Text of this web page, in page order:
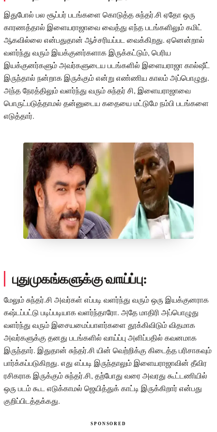
இதுபோல் பல சூப்பர் படங்களை கொடுத்த சுந்தர்.சி ஏதோ ஒரு
காரணத்தால் இளையராஜாவை வைத்து எந்த படங்களிலும் கமிட்
ஆகவில்லை என்பதுதான் ஆச்சரியப்பட வைக்கிறது. ஏனென்றால்
வளர்ந்து வரும் இயக்குனர்களாக இருக்கட்டும், பெரிய
இயக்குனர்களும் அவர்களுடைய படங்களில் இளையராஜா கால்ஷீட்
இருந்தால் நன்றாக இருக்கும் என்று எண்ணிய காலம் அப்பொழுது.
அந்த நேரத்திலும் வளர்ந்து வரும் சுந்தர் சி, இளையராஜாவை
பொருட்படுத்தாமல் தன்னுடைய கதையை மட்டுமே நம்பி படங்களை
எடுத்தார்.
புதுமுகங்களுக்கு வாய்ப்பு:
மேலும் சுந்தர்.சி அவர்கள் எப்படி வளர்ந்து வரும் ஒரு இயக்குனராக
கஷ்டப்பட்டு படிப்படியாக வளர்ந்தாரோ. அதே மாதிரி அப்பொழுது
வளர்ந்து வரும் இசையமைப்பாளர்களை தூக்கிவிடும் விதமாக
அவர்களுக்கு தனது படங்களில் வாய்ப்பு அளிப்பதில் கவனமாக
இருந்தார். இதுதான் சுந்தர்.சி யின் வெற்றிக்கு கிடைத்த பரிசாகவும்
பார்க்கப்படுகிறது. எது எப்படி இருந்தாலும் இளையராஜாவின் தீவிர
ரசிகராக இருக்கும் சுந்தர்.சி, தற்போது வரை அவரது கூட்டணியில்
ஒரு படம் கூட எடுக்காமல் ஜெயித்துக் காட்டி இருக்கிறார் என்பது
குறிப்பிடத்தக்கது.